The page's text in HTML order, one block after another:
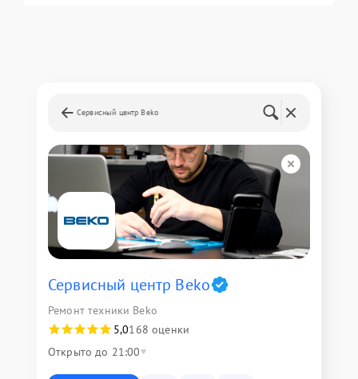
Сервисный центр Beko
Сервисный центр Beko
Ремонт техники Beko
5,0168 оценки
Открыто до 21:00